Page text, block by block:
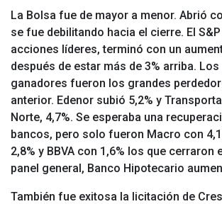
La Bolsa fue de mayor a menor. Abrió
se fue debilitando hacia el cierre. El
acciones líderes, terminó con un
después de estar más de 3% arriba.
ganadores fueron los grandes
anterior. Edenor subió 5,2% y
Norte, 4,7%. Se esperaba una
bancos, pero solo fueron Macro con
2,8% y BBVA con 1,6% los que cerraron
panel general, Banco Hipotecario
También fue exitosa la licitación de